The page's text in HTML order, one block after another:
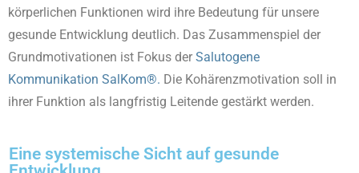
körperlichen Funktionen wird ihre Bedeutung für unsere
gesunde Entwicklung deutlich. Das Zusammenspiel der
Grundmotivationen ist Fokus der Salutogene
Kommunikation SalKom®. Die Kohärenzmotivation soll in
ihrer Funktion als langfristig Leitende gestärkt werden.
Eine systemische Sicht auf gesunde